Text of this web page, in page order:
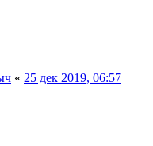
« 25 дек 2019, 06:57